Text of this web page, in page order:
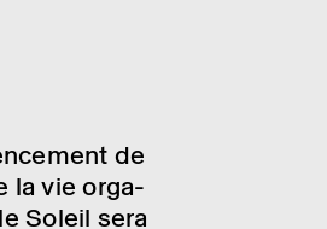
de
la vie orga­
Soleil sera